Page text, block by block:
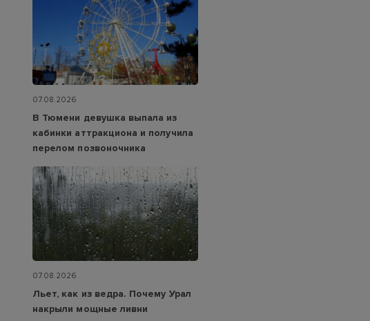
07.08.2026
В Тюмени девушка выпала из
кабинки аттракциона и получила
перелом позвоночника
07.08.2026
Льет, как из ведра. Почему Урал
накрыли мощные ливни